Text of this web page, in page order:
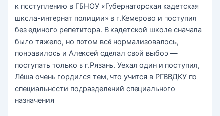
к поступлению в ГБНОУ «Губернаторская кадетская
школа-интернат полиции» в г.Кемерово и поступил
без единого репетитора. В кадетской школе сначала
было тяжело, но потом всё нормализовалось,
понравилось и Алексей сделал свой выбор —
поступать только в г.Рязань. Уехал один и поступил,
Лёша очень гордился тем, что учится в РГВВДКУ по
специальности подразделений специального
назначения.